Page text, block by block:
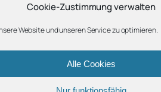
Cookie-Zustimmung verwalten
Website und unseren Service zu optimieren.
Alle Cookies